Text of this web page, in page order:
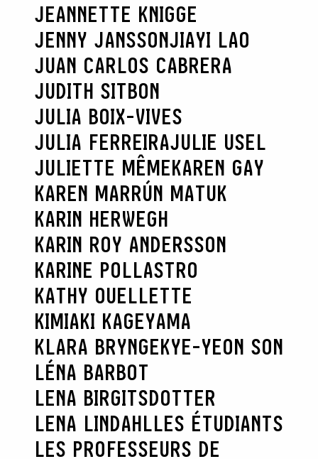
JEANNETTE KNIGGE
JENNY JANSSONJIAYI LAO
JUAN CARLOS CABRERA
JUDITH SITBON
JULIA BOIX-VIVES
JULIA FERREIRAJULIE USEL
JULIETTE MÊMEKAREN GAY
KAREN MARRÚN MATUK
KARIN HERWEGH
KARIN ROY ANDERSSON
KARINE POLLASTRO
KATHY OUELLETTE
KIMIAKI KAGEYAMA
KLARA BRYNGEKYE-YEON SON
LÉNA BARBOT
LENA BIRGITSDOTTER
LENA LINDAHLLES ÉTUDIANTS
LES PROFESSEURS DE
SEARCH :